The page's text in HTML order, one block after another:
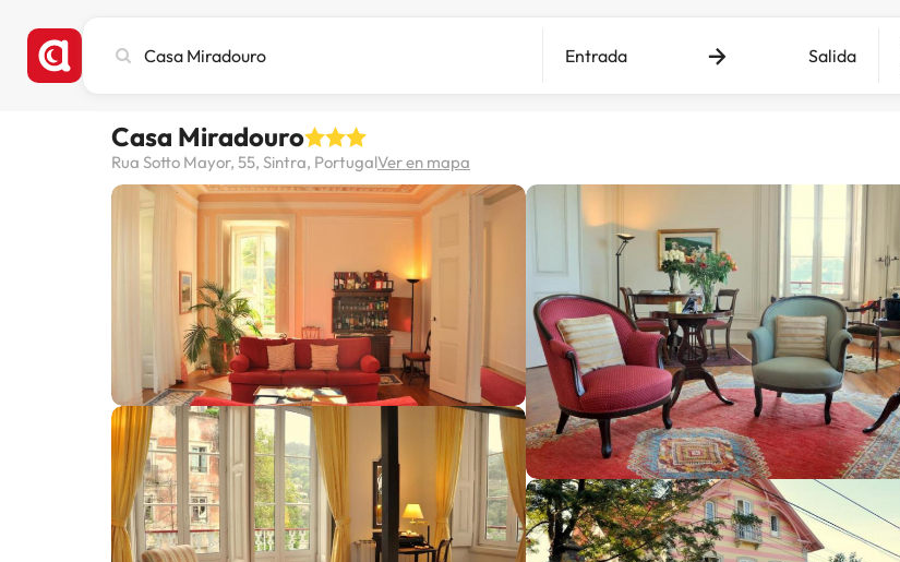
ciudad,
destino
Entrada Salida
Casa Miradouro
Rua Sotto Mayor, 55, Sintra, PortugalVer en mapa